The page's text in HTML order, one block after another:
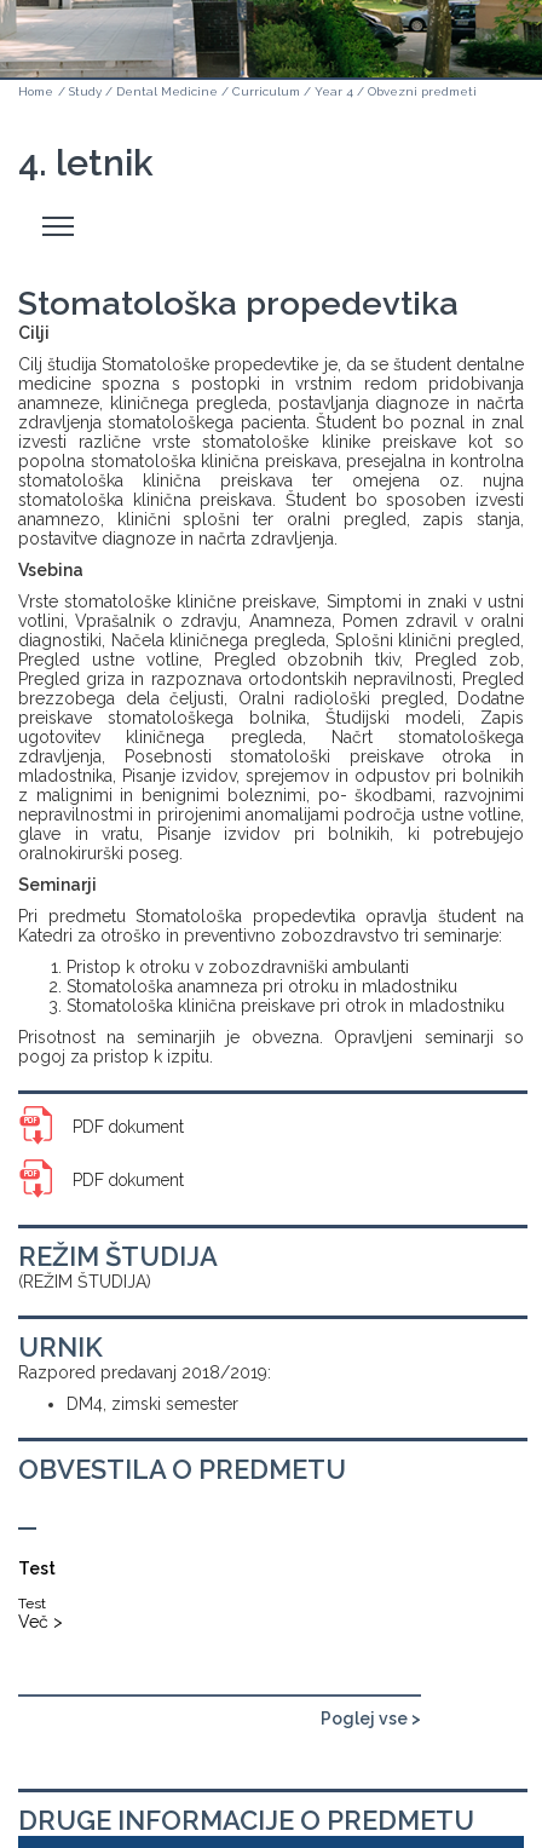
Home / Study / Dental Medicine / Curriculum / Year 4 / Obvezni predmeti
4. letnik
Odpri
stranski
Stomatološka propedevtika
Cilji
Cilj študija Stomatološke propedevtike je, da se študent dentalne
medicine spozna s postopki in vrstnim redom pridobivanja
anamneze, kliničnega pregleda, postavljanja diagnoze in načrta
zdravljenja stomatološkega pacienta. Študent bo poznal in znal
izvesti različne vrste stomatološke klinike preiskave kot so
popolna stomatološka klinična preiskava, presejalna in kontrolna
stomatološka klinična preiskava ter omejena oz. nujna
stomatološka klinična preiskava. Študent bo sposoben izvesti
anamnezo, klinični splošni ter oralni pregled, zapis stanja,
postavitve diagnoze in načrta zdravljenja.
Vsebina
Vrste stomatološke klinične preiskave, Simptomi in znaki v ustni
votlini, Vprašalnik o zdravju, Anamneza, Pomen zdravil v oralni
diagnostiki, Načela kliničnega pregleda, Splošni klinični pregled,
Pregled ustne votline, Pregled obzobnih tkiv, Pregled zob,
Pregled griza in razpoznava ortodontskih nepravilnosti, Pregled
brezzobega dela čeljusti, Oralni radiološki pregled, Dodatne
preiskave stomatološkega bolnika, Študijski modeli, Zapis
ugotovitev kliničnega pregleda, Načrt stomatološkega
zdravljenja, Posebnosti stomatološki preiskave otroka in
mladostnika, Pisanje izvidov, sprejemov in odpustov pri bolnikih
z malignimi in benignimi boleznimi, po- škodbami, razvojnimi
nepravilnostmi in prirojenimi anomalijami področja ustne votline,
glave in vratu, Pisanje izvidov pri bolnikih, ki potrebujejo
oralnokirurški poseg.
Seminarji
Pri predmetu Stomatološka propedevtika opravlja študent na
Katedri za otroško in preventivno zobozdravstvo tri seminarje:
Pristop k otroku v zobozdravniški ambulanti
Stomatološka anamneza pri otroku in mladostniku
Stomatološka klinična preiskave pri otrok in mladostniku
Prisotnost na seminarjih je obvezna. Opravljeni seminarji so
pogoj za pristop k izpitu.
PDF dokument
PDF dokument
REŽIM ŠTUDIJA
(REŽIM ŠTUDIJA)
URNIK
Razpored predavanj 2018/2019:
DM4, zimski semester
OBVESTILA O PREDMETU
Test
Test
Več >
Poglej vse >
DRUGE INFORMACIJE O PREDMETU